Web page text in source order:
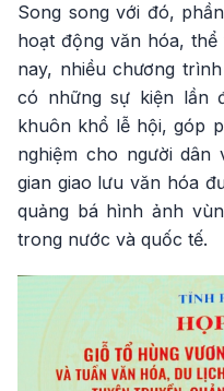
Song song với đó,
hoạt động văn hóa,
nay, nhiều chương
có những sự kiện lần
khuôn khổ lễ hội, góp
nghiệm cho người dân
gian giao lưu văn hóa
quảng bá hình ảnh
trong nước và quốc tế.